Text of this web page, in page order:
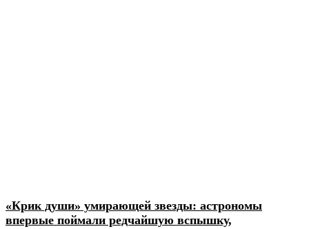
«Крик души» умирающей звезды: астрономы
впервые поймали редчайшую вспышку,